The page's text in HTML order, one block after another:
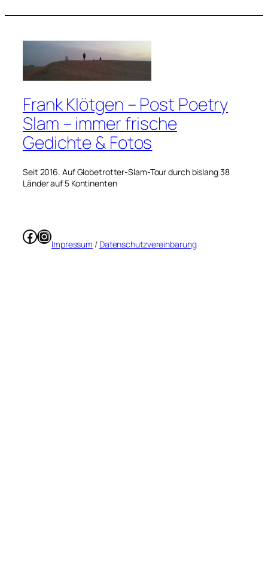
Frank Klötgen – Post Poetry
Slam – immer frische
Gedichte & Fotos
Seit 2016. Auf Globetrotter-Slam-Tour durch bislang 38
Länder auf 5 Kontinenten
Facebook
Instagram
Impressum / Datenschutzvereinbarung